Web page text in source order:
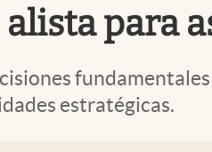
para
estratégicas.